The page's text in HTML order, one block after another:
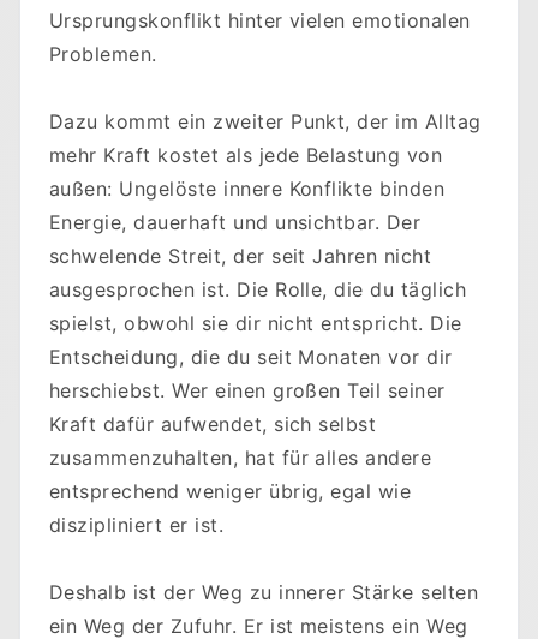
Ursprungskonflikt hinter vielen emotionalen
Problemen.
Dazu kommt ein zweiter Punkt, der im Alltag
mehr Kraft kostet als jede Belastung von
außen: Ungelöste innere Konflikte binden
Energie, dauerhaft und unsichtbar. Der
schwelende Streit, der seit Jahren nicht
ausgesprochen ist. Die Rolle, die du täglich
spielst, obwohl sie dir nicht entspricht. Die
Entscheidung, die du seit Monaten vor dir
herschiebst. Wer einen großen Teil seiner
Kraft dafür aufwendet, sich selbst
zusammenzuhalten, hat für alles andere
entsprechend weniger übrig, egal wie
diszipliniert er ist.
Deshalb ist der Weg zu innerer Stärke selten
ein Weg der Zufuhr. Er ist meistens ein Weg